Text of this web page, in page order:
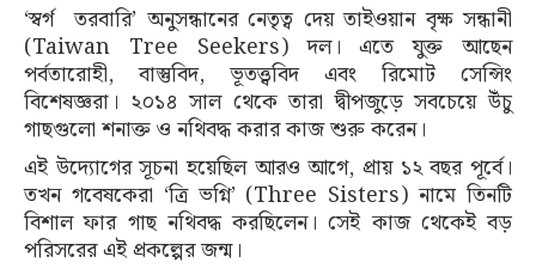
‘স্বর্গ তরবারি’ অনুসন্ধানের নেতৃত্ব দেয় তাইওয়ান বৃক্ষ সন্ধানী
(Taiwan Tree Seekers) দল। এতে যুক্ত আছেন
পর্বতারোহী, বাস্তুবিদ, ভূতত্ত্ববিদ এবং রিমোট সেন্সিং
বিশেষজ্ঞরা। ২০১৪ সাল থেকে তারা দ্বীপজুড়ে সবচেয়ে উঁচু
গাছগুলো শনাক্ত ও নথিবদ্ধ করার কাজ শুরু করেন।
এই উদ্যোগের সূচনা হয়েছিল আরও আগে, প্রায় ১২ বছর পূর্বে।
তখন গবেষকেরা ‘ত্রি ভগ্নি’ (Three Sisters) নামে তিনটি
বিশাল ফার গাছ নথিবদ্ধ করছিলেন। সেই কাজ থেকেই বড়
পরিসরের এই প্রকল্পের জন্ম।